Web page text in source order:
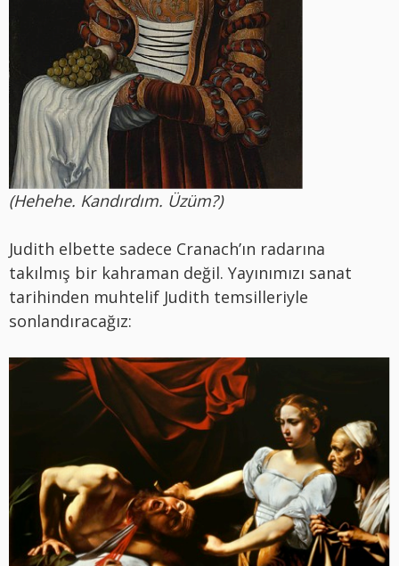
(Hehehe. Kandırdım. Üzüm?)
Judith elbette sadece Cranach’ın radarına
takılmış bir kahraman değil. Yayınımızı sanat
tarihinden muhtelif Judith temsilleriyle
sonlandıracağız: